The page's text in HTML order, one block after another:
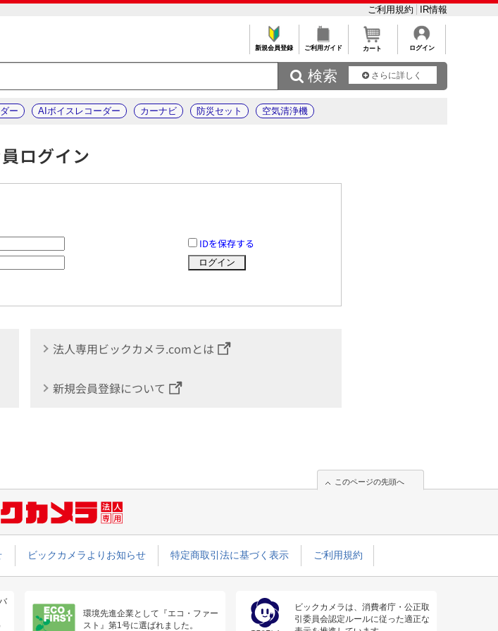
ご利用規約 IR情報
新規会員登録 ご利用ガイド カート ログイン
 検索 さらに詳しく
ー AIボイスレコーダー カーナビ 防災セット 空気清浄機
ログイン
IDを保存する
法人専用ビックカメラ.comとは
新規会員登録について
このページの先頭へ
ビックカメラよりお知らせ 特定商取引法に基づく表示 ご利用規約
環境先進企業として『エコ・ファー
スト』第1号に選ばれました。
ビックカメラは、消費者庁・公正取
引委員会認定ルールに従った適正な